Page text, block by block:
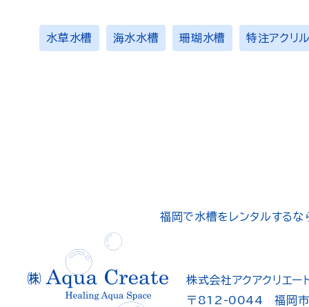
水草水槽 海水水槽 珊瑚水槽 特注アクリ
福岡で水槽をレンタルするな
株式会社アクアクリエー
〒812-0044 福岡市